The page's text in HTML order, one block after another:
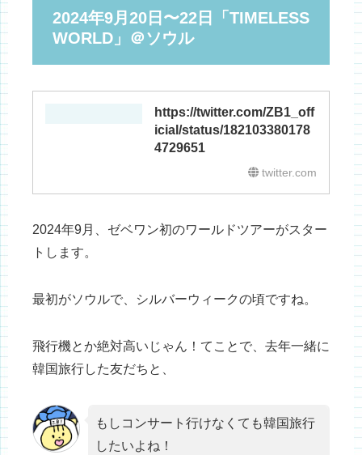
2024年9月20日〜22日「TIMELESS
WORLD」＠ソウル
https://twitter.com/ZB1_off
icial/status/182103380178
4729651
twitter.com
2024年9月、ゼベワン初のワールドツアーがスター
トします。
最初がソウルで、シルバーウィークの頃ですね。
飛行機とか絶対高いじゃん！てことで、去年一緒に
韓国旅行した友だちと、
もしコンサート行けなくても韓国旅行
したいよね！